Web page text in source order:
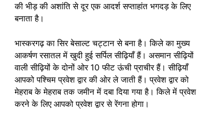
की भीड़ की अशांति से दूर एक आदर्श सप्ताहांत भगदड़ के लिए
बनाता है।
भास्करगढ़ का सिर बेसाल्ट चट्टान से बना है। किले का मुख्य
आकर्षण रसातल में खुदी हुई सर्पिल सीढ़ियाँ हैं। असमान सीढ़ियों
वाली सीढ़ियों के दोनों ओर 10 फीट ऊंची प्राचीर हैं। सीढ़ियाँ
आपको पश्चिम प्रवेश द्वार की ओर ले जाती हैं। प्रवेश द्वार को
मेहराब के मेहराब तक जमीन में दबा दिया गया है। किले में प्रवेश
करने के लिए आपको प्रवेश द्वार से रेंगना होगा।